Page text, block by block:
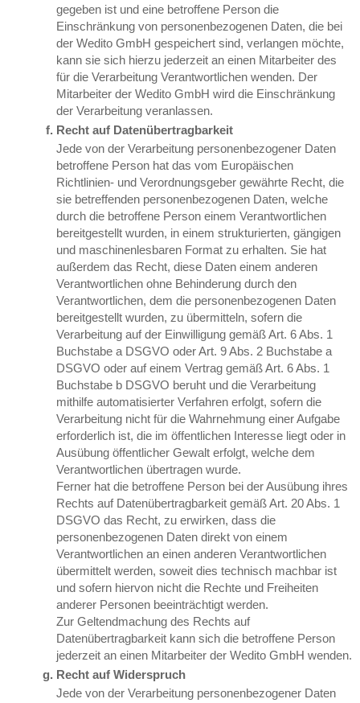
gegeben ist und eine betroffene Person die
Einschränkung von personenbezogenen Daten, die bei
der Wedito GmbH gespeichert sind, verlangen möchte,
kann sie sich hierzu jederzeit an einen Mitarbeiter des
für die Verarbeitung Verantwortlichen wenden. Der
Mitarbeiter der Wedito GmbH wird die Einschränkung
der Verarbeitung veranlassen.
Recht auf Datenübertragbarkeit
Jede von der Verarbeitung personenbezogener Daten
betroffene Person hat das vom Europäischen
Richtlinien- und Verordnungsgeber gewährte Recht, die
sie betreffenden personenbezogenen Daten, welche
durch die betroffene Person einem Verantwortlichen
bereitgestellt wurden, in einem strukturierten, gängigen
und maschinenlesbaren Format zu erhalten. Sie hat
außerdem das Recht, diese Daten einem anderen
Verantwortlichen ohne Behinderung durch den
Verantwortlichen, dem die personenbezogenen Daten
bereitgestellt wurden, zu übermitteln, sofern die
Verarbeitung auf der Einwilligung gemäß Art. 6 Abs. 1
Buchstabe a DSGVO oder Art. 9 Abs. 2 Buchstabe a
DSGVO oder auf einem Vertrag gemäß Art. 6 Abs. 1
Buchstabe b DSGVO beruht und die Verarbeitung
mithilfe automatisierter Verfahren erfolgt, sofern die
Verarbeitung nicht für die Wahrnehmung einer Aufgabe
erforderlich ist, die im öffentlichen Interesse liegt oder in
Ausübung öffentlicher Gewalt erfolgt, welche dem
Verantwortlichen übertragen wurde.
Ferner hat die betroffene Person bei der Ausübung ihres
Rechts auf Datenübertragbarkeit gemäß Art. 20 Abs. 1
DSGVO das Recht, zu erwirken, dass die
personenbezogenen Daten direkt von einem
Verantwortlichen an einen anderen Verantwortlichen
übermittelt werden, soweit dies technisch machbar ist
und sofern hiervon nicht die Rechte und Freiheiten
anderer Personen beeinträchtigt werden.
Zur Geltendmachung des Rechts auf
Datenübertragbarkeit kann sich die betroffene Person
jederzeit an einen Mitarbeiter der Wedito GmbH wenden.
Recht auf Widerspruch
Jede von der Verarbeitung personenbezogener Daten